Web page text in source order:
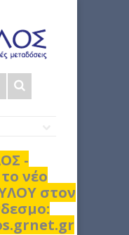
Φόρμα
αναζήτησης
-
νέο
στον